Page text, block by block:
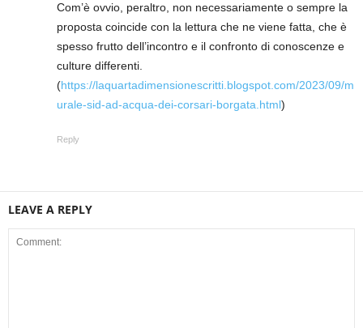
Com’è ovvio, peraltro, non necessariamente o sempre la
proposta coincide con la lettura che ne viene fatta, che è
spesso frutto dell’incontro e il confronto di conoscenze e
culture differenti.
(https://laquartadimensionescritti.blogspot.com/2023/09/m
urale-sid-ad-acqua-dei-corsari-borgata.html)
Reply
LEAVE A REPLY